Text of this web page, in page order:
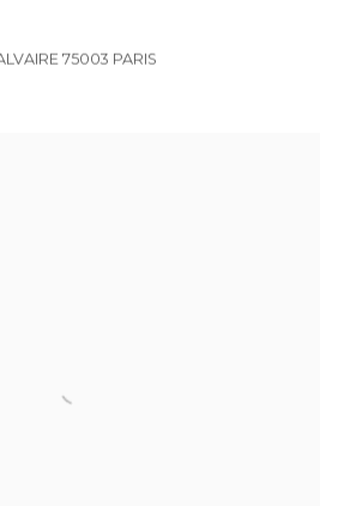
75003 PARIS